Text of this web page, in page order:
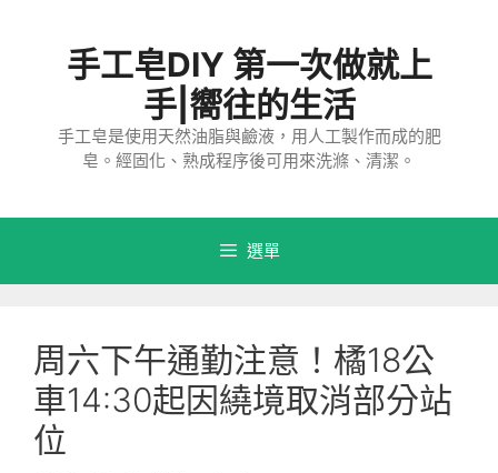
手工皂DIY 第一次做就上
手|嚮往的生活
手工皂是使用天然油脂與鹼液，用人工製作而成的肥
皂。經固化、熟成程序後可用來洗滌、清潔。
選單
周六下午通勤注意！橘18公
車14:30起因繞境取消部分站
位